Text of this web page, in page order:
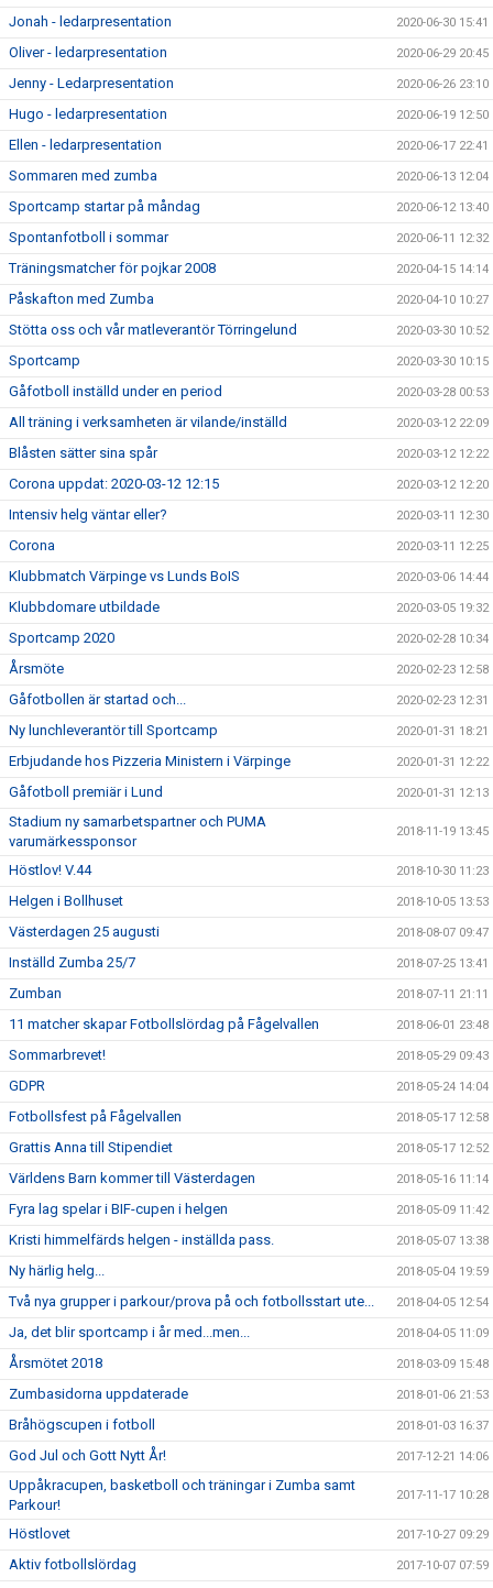
Jonah - ledarpresentation 2020-06-30 15:41
Oliver - ledarpresentation 2020-06-29 20:45
Jenny - Ledarpresentation 2020-06-26 23:10
Hugo - ledarpresentation 2020-06-19 12:50
Ellen - ledarpresentation 2020-06-17 22:41
Sommaren med zumba 2020-06-13 12:04
Sportcamp startar på måndag 2020-06-12 13:40
Spontanfotboll i sommar 2020-06-11 12:32
Träningsmatcher för pojkar 2008 2020-04-15 14:14
Påskafton med Zumba 2020-04-10 10:27
Stötta oss och vår matleverantör Törringelund 2020-03-30 10:52
Sportcamp 2020-03-30 10:15
Gåfotboll inställd under en period 2020-03-28 00:53
All träning i verksamheten är vilande/inställd 2020-03-12 22:09
Blåsten sätter sina spår 2020-03-12 12:22
Corona uppdat: 2020-03-12 12:15 2020-03-12 12:20
Intensiv helg väntar eller? 2020-03-11 12:30
Corona 2020-03-11 12:25
Klubbmatch Värpinge vs Lunds BoIS 2020-03-06 14:44
Klubbdomare utbildade 2020-03-05 19:32
Sportcamp 2020 2020-02-28 10:34
Årsmöte 2020-02-23 12:58
Gåfotbollen är startad och... 2020-02-23 12:31
Ny lunchleverantör till Sportcamp 2020-01-31 18:21
Erbjudande hos Pizzeria Ministern i Värpinge 2020-01-31 12:22
Gåfotboll premiär i Lund 2020-01-31 12:13
Stadium ny samarbetspartner och PUMA
varumärkessponsor
2018-11-19 13:45
Höstlov! V.44 2018-10-30 11:23
Helgen i Bollhuset 2018-10-05 13:53
Västerdagen 25 augusti 2018-08-07 09:47
Inställd Zumba 25/7 2018-07-25 13:41
Zumban 2018-07-11 21:11
11 matcher skapar Fotbollslördag på Fågelvallen 2018-06-01 23:48
Sommarbrevet! 2018-05-29 09:43
GDPR 2018-05-24 14:04
Fotbollsfest på Fågelvallen 2018-05-17 12:58
Grattis Anna till Stipendiet 2018-05-17 12:52
Världens Barn kommer till Västerdagen 2018-05-16 11:14
Fyra lag spelar i BIF-cupen i helgen 2018-05-09 11:42
Kristi himmelfärds helgen - inställda pass. 2018-05-07 13:38
Ny härlig helg... 2018-05-04 19:59
Två nya grupper i parkour/prova på och fotbollsstart ute... 2018-04-05 12:54
Ja, det blir sportcamp i år med...men... 2018-04-05 11:09
Årsmötet 2018 2018-03-09 15:48
Zumbasidorna uppdaterade 2018-01-06 21:53
Bråhögscupen i fotboll 2018-01-03 16:37
God Jul och Gott Nytt År! 2017-12-21 14:06
Uppåkracupen, basketboll och träningar i Zumba samt
Parkour!
2017-11-17 10:28
Höstlovet 2017-10-27 09:29
Aktiv fotbollslördag 2017-10-07 07:59